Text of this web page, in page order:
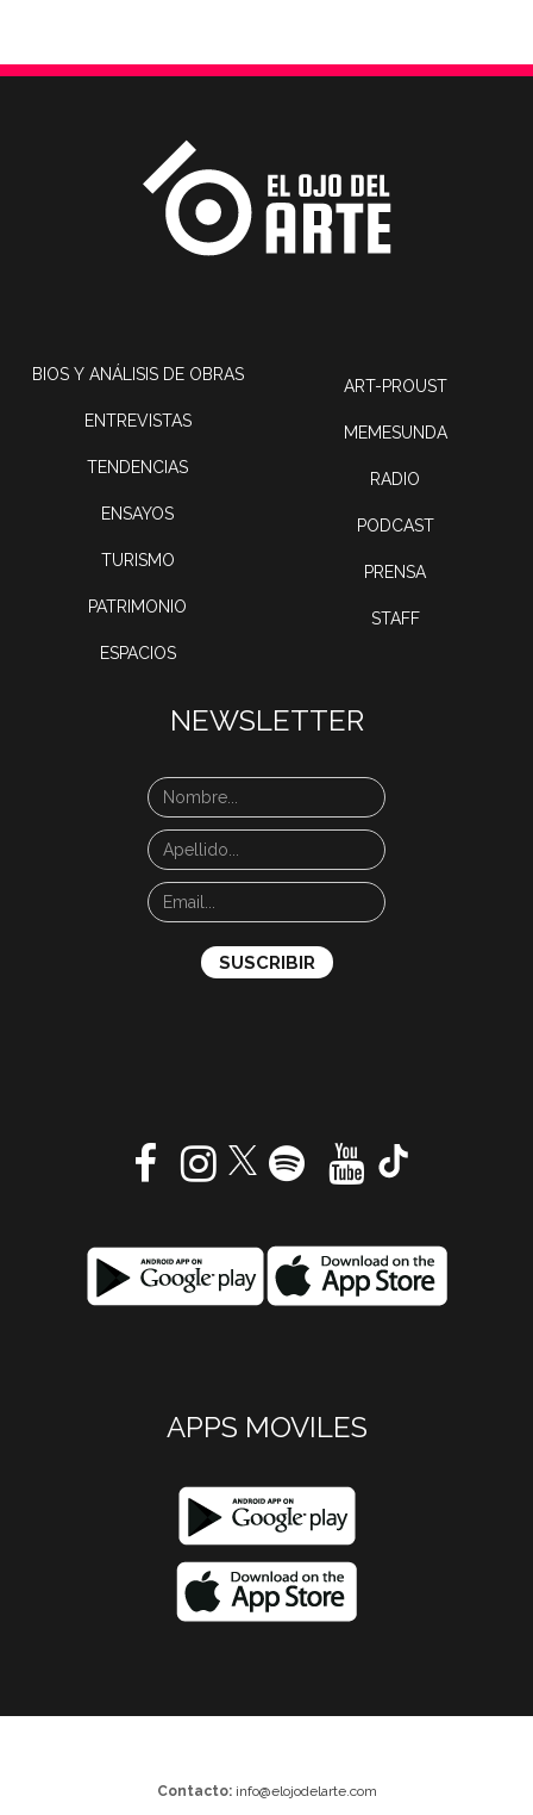
BIOS Y ANÁLISIS DE OBRAS
ENTREVISTAS
TENDENCIAS
ENSAYOS
TURISMO
PATRIMONIO
ESPACIOS
ART-PROUST
MEMESUNDA
RADIO
PODCAST
PRENSA
STAFF
NEWSLETTER
APPS MOVILES
Contacto: info@elojodelarte.com